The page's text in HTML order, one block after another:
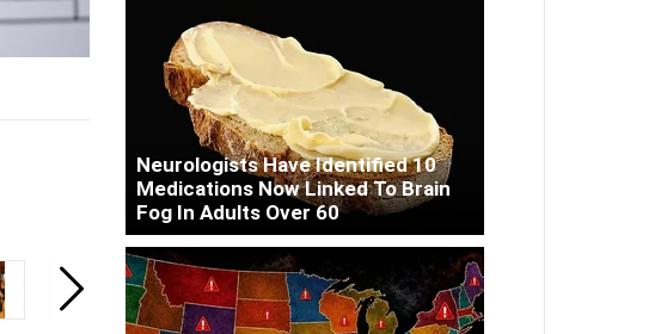
Компания ДТЭК собрала инвесторов и партнеров на